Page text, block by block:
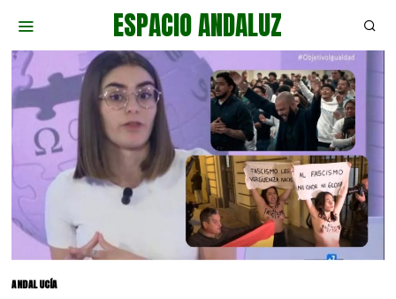
ESPACIO ANDALUZ
ANDALUCÍA